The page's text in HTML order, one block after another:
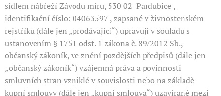
sídlem nábřeží Závodu míru, 530 02 Pardubice ,
identifikační číslo: 04063597 , zapsané v živnostenském
rejstříku (dále jen „prodávající“) upravují v souladu s
ustanovením § 1751 odst. 1 zákona č. 89/2012 Sb.,
občanský zákoník, ve znění pozdějších předpisů (dále jen
„občanský zákoník“) vzájemná práva a povinnosti
smluvních stran vzniklé v souvislosti nebo na základě
kupní smlouvy (dále jen „kupní smlouva“) uzavírané mezi